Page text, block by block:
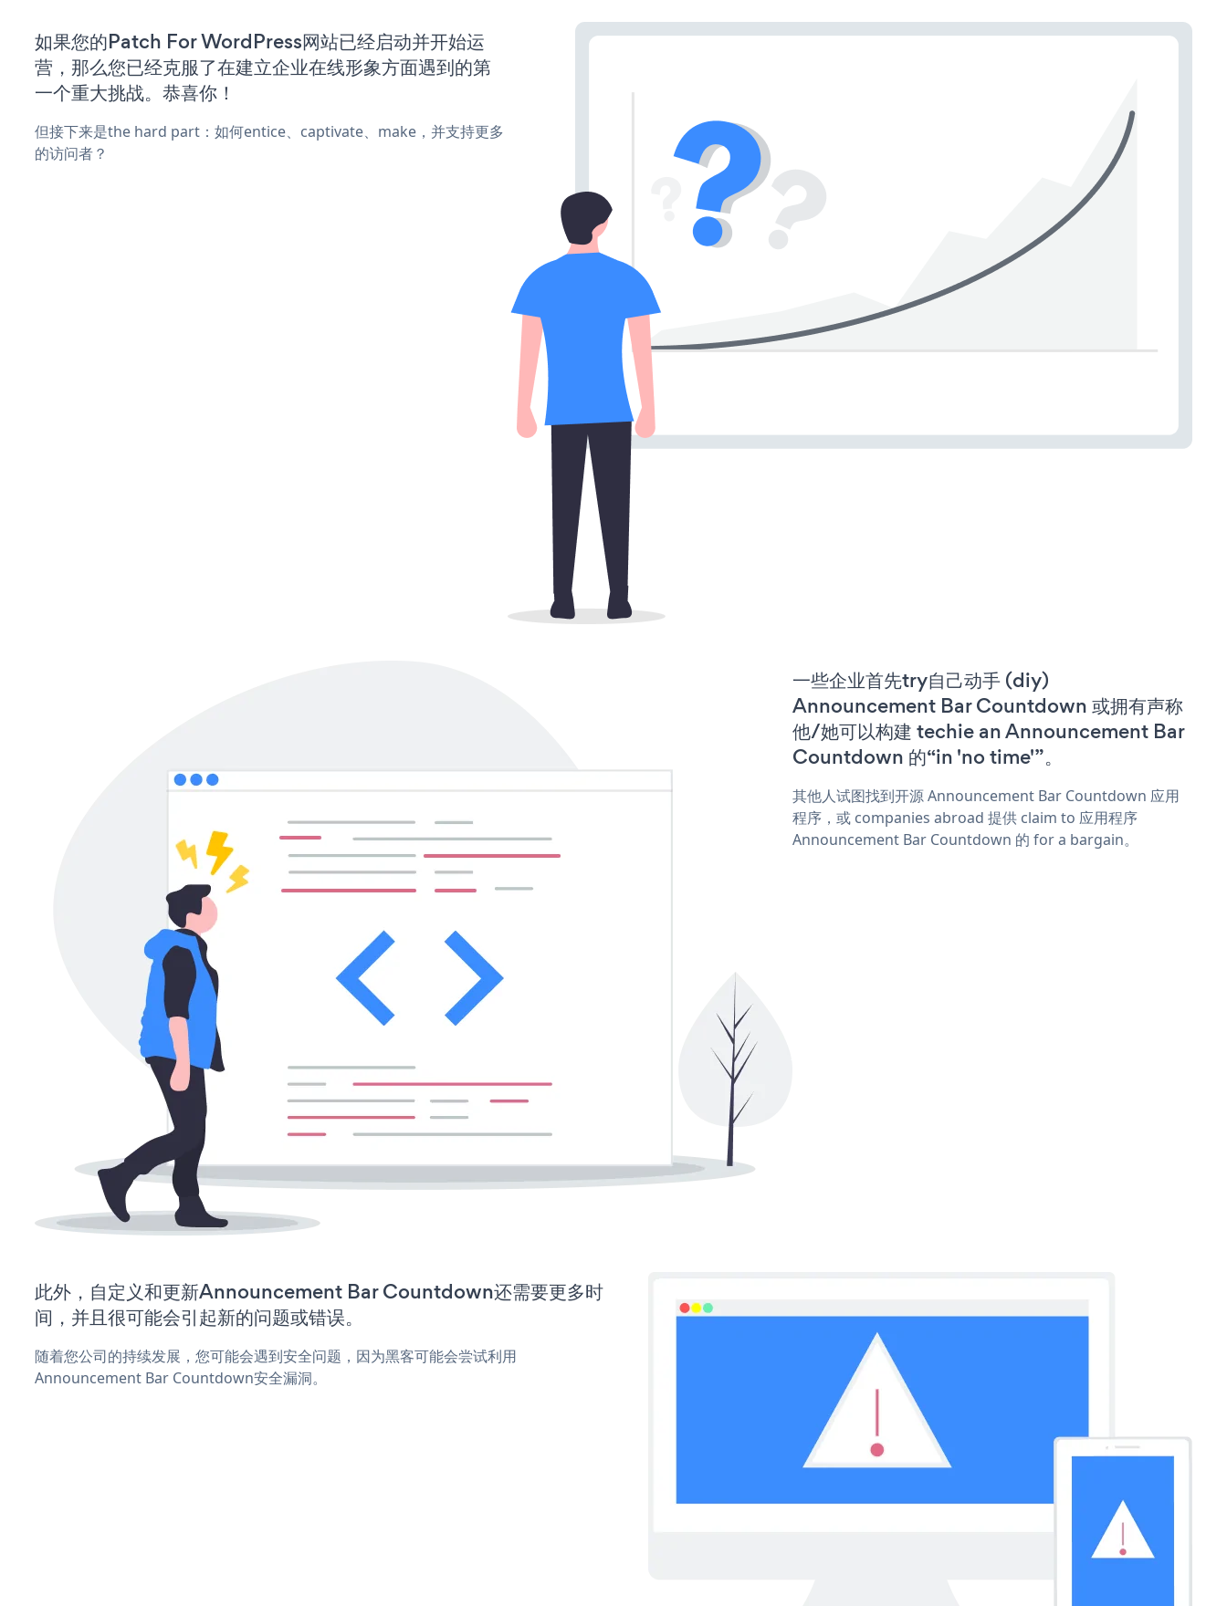
如果您的Patch For WordPress网站已经启动并开始运
营，那么您已经克服了在建立企业在线形象方面遇到的第
一个重大挑战。恭喜你！
但接下来是the hard part：如何entice、captivate、make，并支持更多
的访问者？
一些企业首先try自己动手 (diy)
Announcement Bar Countdown 或拥有声称
他/她可以构建 techie an Announcement Bar
Countdown 的“in 'no time'”。
其他人试图找到开源 Announcement Bar Countdown 应用
程序，或 companies abroad 提供 claim to 应用程序
Announcement Bar Countdown 的 for a bargain。
此外，自定义和更新Announcement Bar Countdown还需要更多时
间，并且很可能会引起新的问题或错误。
随着您公司的持续发展，您可能会遇到安全问题，因为黑客可能会尝试利用
Announcement Bar Countdown安全漏洞。